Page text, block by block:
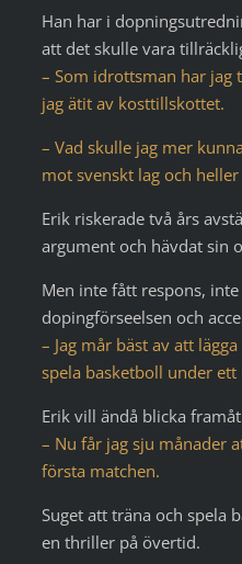
Han har i
att det skulle vara
– Som idrottsman har jag
jag ätit av kosttillskottet.
– Vad skulle jag mer
mot svenskt lag och
Erik riskerade två års
argument och hävdat sin
Men inte fått respons,
dopingförseelsen och
– Jag mår bäst av att
spela basketboll under ett
Erik vill ändå blicka
– Nu får jag sju månader
första matchen.
Suget att träna och spela
en thriller på övertid.